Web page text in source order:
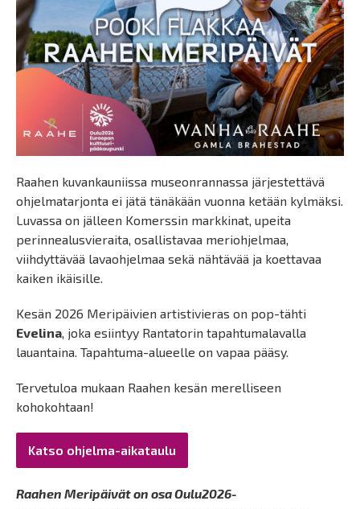
Raahen kuvankauniissa museonrannassa järjestettävä
ohjelmatarjonta ei jätä tänäkään vuonna ketään kylmäksi.
Luvassa on jälleen Komerssin markkinat, upeita
perinnealusvieraita, osallistavaa meriohjelmaa,
viihdyttävää lavaohjelmaa sekä nähtävää ja koettavaa
kaiken ikäisille.
Kesän 2026 Meripäivien artistivieras on pop-tähti
Evelina, joka esiintyy Rantatorin tapahtumalavalla
lauantaina. Tapahtuma-alueelle on vapaa pääsy.
Tervetuloa mukaan Raahen kesän merelliseen
kohokohtaan!
Katso ohjelma-aikataulu
Raahen Meripäivät on osa Oulu2026-